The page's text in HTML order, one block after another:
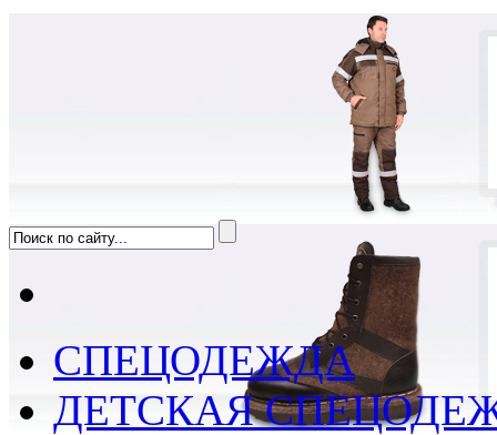
СПЕЦОДЕЖДА
ДЕТСКАЯ